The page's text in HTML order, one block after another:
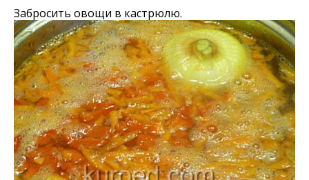
Забросить овощи в кастрюлю.